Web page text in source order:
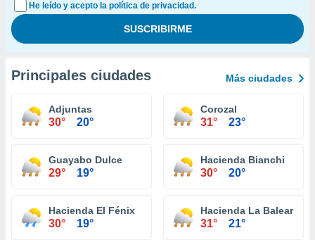
He leído y acepto la política de privacidad.
Principales ciudades Más ciudades
Adjuntas
30° 20°
Corozal
31° 23°
Guayabo Dulce
29° 19°
Hacienda Bianchi
30° 20°
Hacienda El Fénix
30° 19°
Hacienda La Balear
31° 21°